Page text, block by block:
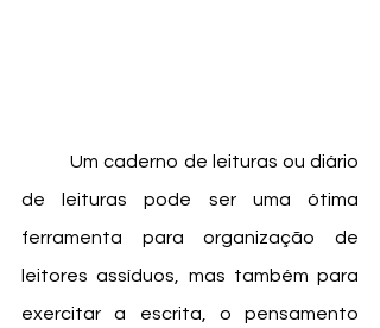
	Um caderno de leituras ou diário
de leituras pode ser uma ótima
ferramenta para organização de
leitores assíduos, mas também para
exercitar a escrita, o pensamento